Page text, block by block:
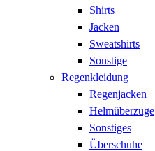
Shirts
Jacken
Sweatshirts
Sonstige
Regenkleidung
Regenjacken
Helmüberzüge
Sonstiges
Überschuhe